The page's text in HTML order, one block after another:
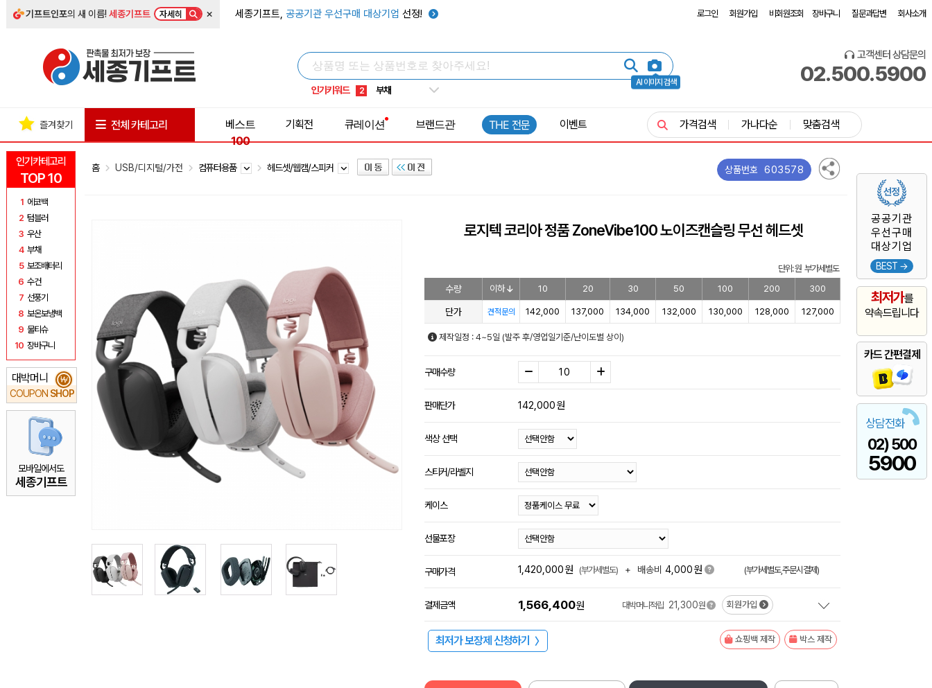
기프트인포의 새 이름!세종기프트 자세히 × 세종기프트, 공공기관 우선구매 대상기업 선정! 로그인 회원가입 비회원조회 장바구니 질문과답변 회사소개
AI 이미지 검색
인기키워드
2 부채
3 썬캡
5 키캡
7 텀블러
고객센터 상담문의
02.500.5900
인기카테고리
TOP 10
1 에코백
2 텀블러
3 우산
4 부채
5 보조배터리
6 수건
7 선풍기
8 보온보냉백
9 물티슈
10 장바구니
대박머니
COUPON SHOP
₩
모바일에서도
세종기프트
공공기관
우선구매
대상기업
BEST →
최저가를
약속드립니다
카드 간편결제
상담전화
02) 500
5900
즐겨찾기 전체 카테고리
베스트
100
기획전 큐레이션 브랜드관 THE 전문 이벤트 가격검색 가나다순 맞춤검색
홈 USB/디지털/가전 컴퓨터용품 헤드셋/웹캠/스피커 상품번호 603578
로지텍 코리아 정품 ZoneVibe100 노이즈캔슬링 무선 헤드셋
단위: 원 부가세별도
수량 이하 10 20 30 50 100 200 300
단가 견적문의 142,000 137,000 134,000 132,000 130,000 128,000 127,000
제작일정 : 4~5일 (발주 후/영업일기준/난이도별 상이)
구매수량
판매단가 142,000원
색상 선택
스티커/라벨지
케이스
선물포장
구매가격 1,420,000원 (부가세별도) + 배송비 4,000원 (부가세별도,주문시결제)
결제금액 1,566,400원 대박머니적립 21,300원 회원가입
최저가 보장제 신청하기 〉 쇼핑백 제작 박스 제작